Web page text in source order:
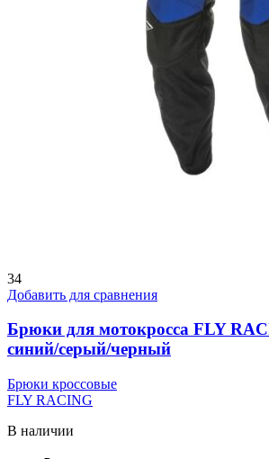
34
Добавить для сравнения
Брюки для мотокросса FLY
синий/серый/черный
Брюки кроссовые
FLY RACING
В наличии